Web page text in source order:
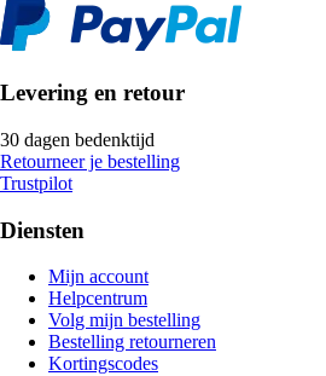
Levering en retour
30 dagen bedenktijd
Retourneer je bestelling
Trustpilot
Diensten
Mijn account
Helpcentrum
Volg mijn bestelling
Bestelling retourneren
Kortingscodes